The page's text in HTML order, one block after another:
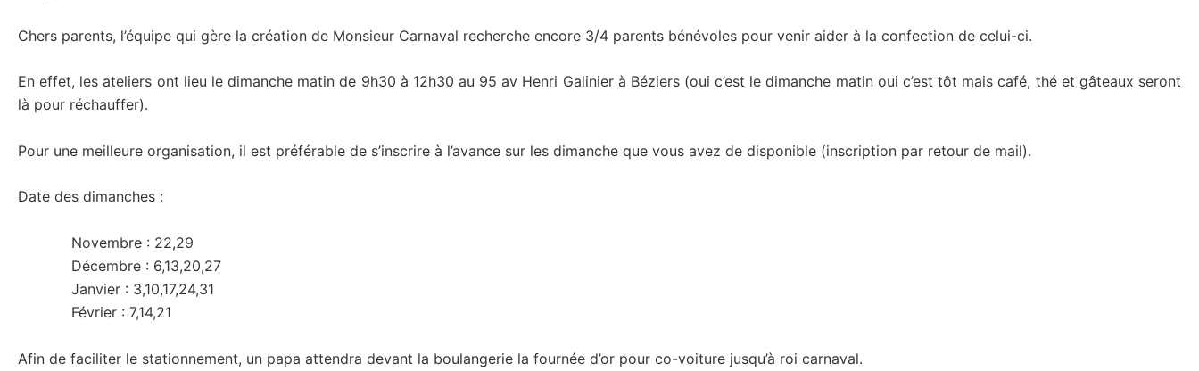
Chers parents, l’équipe qui gère la création de Monsieur Carnaval recherche encore 3/4 parents bénévoles pour venir aider à la confection de celui-ci.
En effet, les ateliers ont lieu le dimanche matin de 9h30 à 12h30 au 95 av Henri Galinier à Béziers (oui c’est le dimanche matin oui c’est tôt mais café, thé et gâteaux seront
là pour réchauffer).
Pour une meilleure organisation, il est préférable de s’inscrire à l’avance sur les dimanche que vous avez de disponible (inscription par retour de mail).
Date des dimanches :
Novembre : 22,29
Décembre : 6,13,20,27
Janvier : 3,10,17,24,31
Février : 7,14,21
Afin de faciliter le stationnement, un papa attendra devant la boulangerie la fournée d’or pour co-voiture jusqu’à roi carnaval.